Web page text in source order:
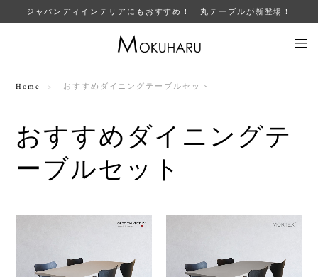
ジャパンディインテリアにもおすすめ！ 丸テーブルが新登場！
Home おすすめダイニングテーブルセット
おすすめダイニングテ
ーブルセット